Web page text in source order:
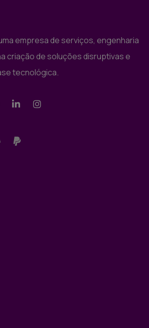
empresa de serviços, engenharia
criação de soluções disruptivas e
tecnológica.